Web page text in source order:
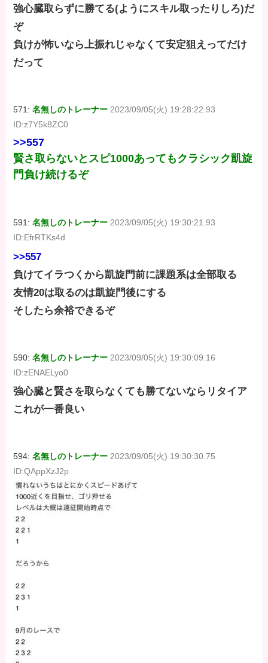
強心臓取らずに勝てる(ようにスキル取ったりしろ)だ
ぞ
負けが怖いなら上振れじゃなくて安定狙えってだけ
だって
571:名無しのトレーナー 2023/09/05(火) 19:28:22.93
ID:z7Y5k8ZC0
>>557
賢さ取らないとスピ1000あってもクラシック凱旋
門負け続けるぞ
591:名無しのトレーナー 2023/09/05(火) 19:30:21.93
ID:EfrRTKs4d
>>557
負けてイラつくから凱旋門前に課題系は全部取る
友情20は取るのは凱旋門後にする
そしたら余裕できるぞ
590:名無しのトレーナー 2023/09/05(火) 19:30:09.16
ID:zENAELyo0
強心臓と賢さを取らなくても勝てないならリタイア
これが一番良い
594:名無しのトレーナー 2023/09/05(火) 19:30:30.75
ID:QAppXzJ2p